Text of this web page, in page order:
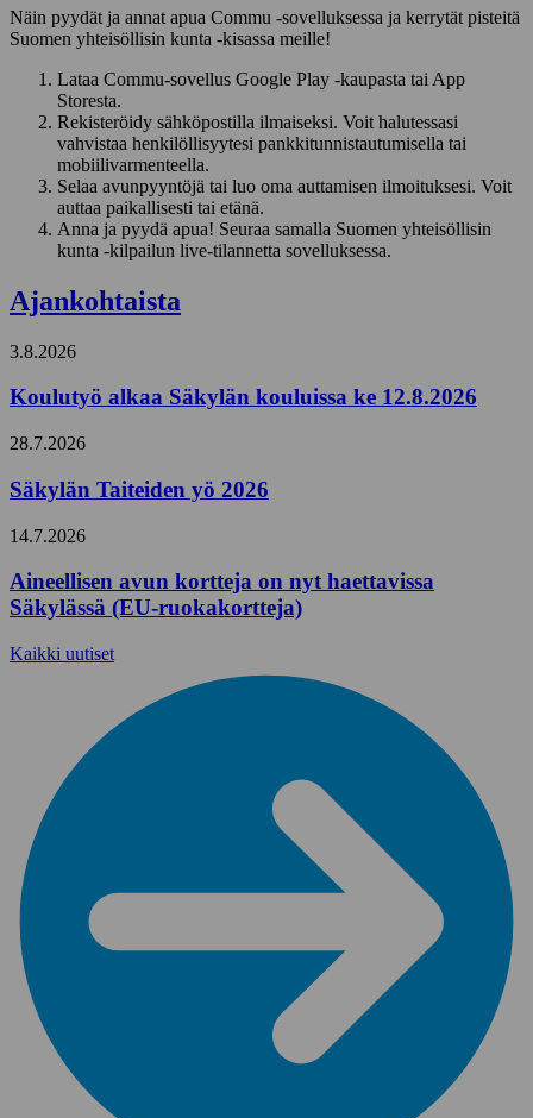
Näin pyydät ja annat apua Commu -sovelluksessa ja kerrytät pisteitä
Suomen yhteisöllisin kunta -kisassa meille!
Lataa Commu-sovellus Google Play -kaupasta tai App
Storesta.
Rekisteröidy sähköpostilla ilmaiseksi. Voit halutessasi
vahvistaa henkilöllisyytesi pankkitunnistautumisella tai
mobiilivarmenteella.
Selaa avunpyyntöjä tai luo oma auttamisen ilmoituksesi. Voit
auttaa paikallisesti tai etänä.
Anna ja pyydä apua! Seuraa samalla Suomen yhteisöllisin
kunta -kilpailun live-tilannetta sovelluksessa.
Ajankohtaista
3.8.2026
Koulutyö alkaa Säkylän kouluissa ke 12.8.2026
28.7.2026
Säkylän Taiteiden yö 2026
14.7.2026
Aineellisen avun kortteja on nyt haettavissa
Säkylässä (EU-ruokakortteja)
Kaikki uutiset